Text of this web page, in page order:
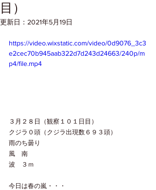
目）
更新日： 2021年5月19日
https://video.wixstatic.com/video/0d9076_3c3
e2cec70b945aab322d7d243d24663/240p/m
p4/file.mp4
３月２８日（観察１０１日目）
クジラ０頭（クジラ出現数６９３頭）
雨のち曇り
風　南
波　３ｍ
今日は春の嵐・・・